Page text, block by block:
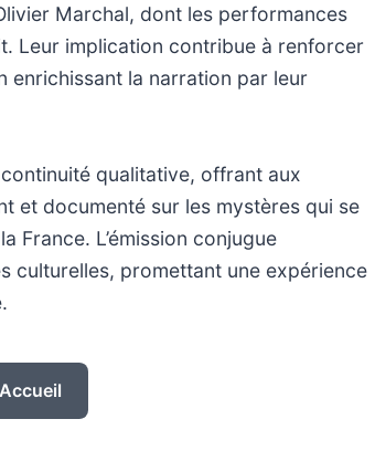
Marchal, dont les performances
Leur implication contribue à renforcer
enrichissant la narration par leur
qualitative, offrant aux
et documenté sur les mystères qui se
France. L’émission conjugue
culturelles, promettant une expérience
Accueil